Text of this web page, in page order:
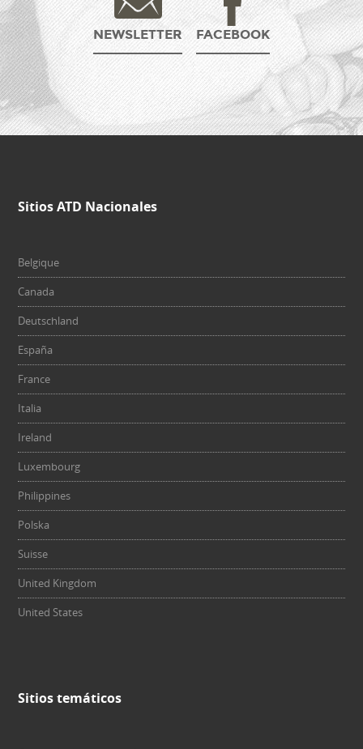
NEWSLETTER FACEBOOK
Sitios ATD Nacionales
Belgique
Canada
Deutschland
España
France
Italia
Ireland
Luxembourg
Philippines
Polska
Suisse
United Kingdom
United States
Sitios temáticos